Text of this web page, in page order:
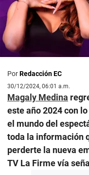
PorRedacción EC
30/12/2024, 06:01 a.m.
Magaly Medina
este año 2024 con
el mundo del
toda la información
perderte la nueva
TV La Firme vía